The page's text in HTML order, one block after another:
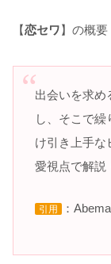
【恋セワ】の概要
出会いを求め
し、そこで
け引き上手な
愛視点で解説
引用 ：